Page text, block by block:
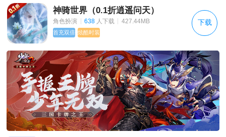
神骑世界（0.1折逍遥问天）
角色扮演 | 638 人下载 | 427.44MB
首充双倍 炫酷时装
下载